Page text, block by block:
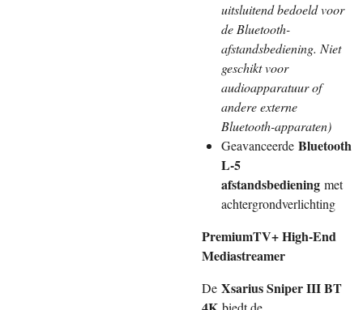
uitsluitend bedoeld voor
de Bluetooth-
afstandsbediening. Niet
geschikt voor
audioapparatuur of
andere externe
Bluetooth-apparaten)
Geavanceerde Bluetooth
L-5
afstandsbediening met
achtergrondverlichting
PremiumTV+ High-End
Mediastreamer
De Xsarius Sniper III BT